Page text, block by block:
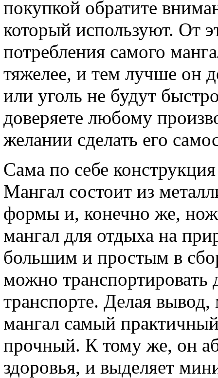
покупкой обратите
который используют. От
потребления самого
тяжелее, и тем лучше он
или уголь не будут
доверяете любому
желании сделать его
Сама по себе
Мангал состоит из
формы и, конечно же,
мангал для отдыха на
большим и простым в
можно
транспорте. Делая вывод,
мангал самый
прочный. К тому же, он
здоровья, и выделяет